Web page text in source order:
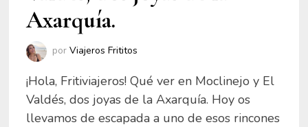
Axarquía.
por Viajeros Frititos
¡Hola, Fritiviajeros! Qué ver en Moclinejo y El
Valdés, dos joyas de la Axarquía. Hoy os
llevamos de escapada a uno de esos rincones